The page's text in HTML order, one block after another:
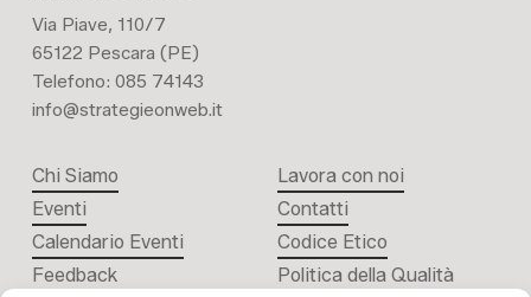
Via Piave, 110/7
65122 Pescara (PE)
Telefono: 085 74143
info@strategieonweb.it
Chi Siamo
Eventi
Calendario Eventi
Feedback
Lavora con noi
Contatti
Codice Etico
Politica della Qualità